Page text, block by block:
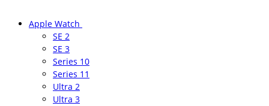
Apple Watch
SE 2
SE 3
Series 10
Series 11
Ultra 2
Ultra 3